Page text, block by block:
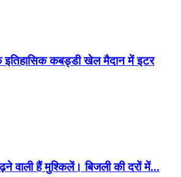
इतिहासिक कबड्डी खेल मैदान में इटर
वाली हैं मुश्किलें। बिजली की दरों में...